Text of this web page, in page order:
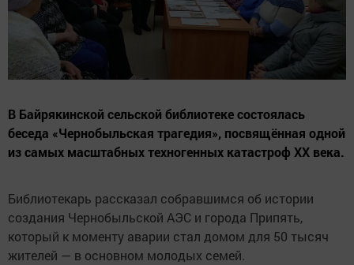
В Байрякинской сельской библиотеке состоялась
беседа «Чернобыльская трагедия», посвящённая одной
из самых масштабных техногенных катастроф XX века.
Библиотекарь рассказал собравшимся об истории
создания Чернобыльской АЭС и города Припять,
который к моменту аварии стал домом для 50 тысяч
жителей — в основном молодых семей.